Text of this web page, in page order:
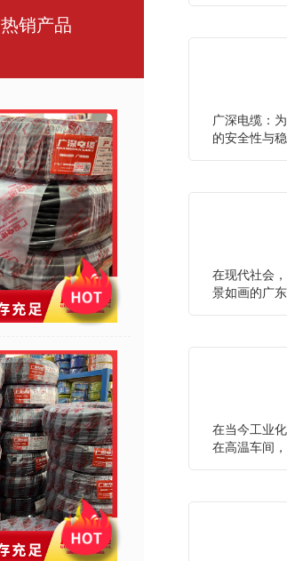
热销产品
广深电缆：
的安全性与
在现代社会
景如画的广
在当今工业
在高温车间